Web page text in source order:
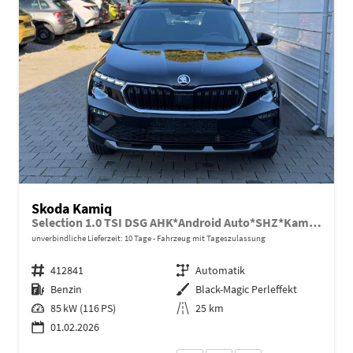
Skoda Kamiq
Selection 1.0 TSI DSG AHK*Android Auto*SHZ*Kamera*Keyless*2Z Klimaauto*
unverbindliche Lieferzeit: 10 Tage Fahrzeug mit Tageszulassung
Fahrzeugnr. 412841 Getriebe Automatik
Kraftstoff Benzin Außenfarbe Black-Magic Perleffekt
Leistung 85 kW (116 PS) Kilometerstand 25 km
01.02.2026